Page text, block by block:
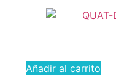
Añadir al carrito